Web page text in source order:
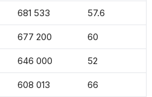
681 533 57.6
677 200 60
646 000 52
608 013 66